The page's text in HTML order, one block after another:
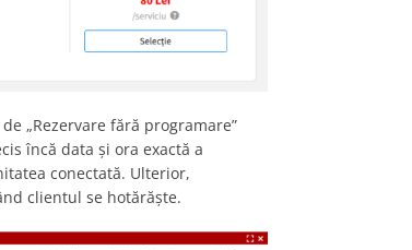
„Rezervare fără programare”
încă data și ora exactă a
conectată. Ulterior,
clientul se hotărăște.